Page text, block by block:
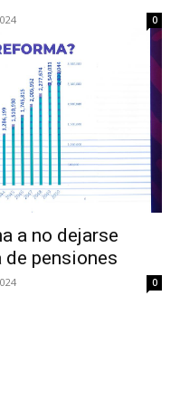
0
a no dejarse
de pensiones
0